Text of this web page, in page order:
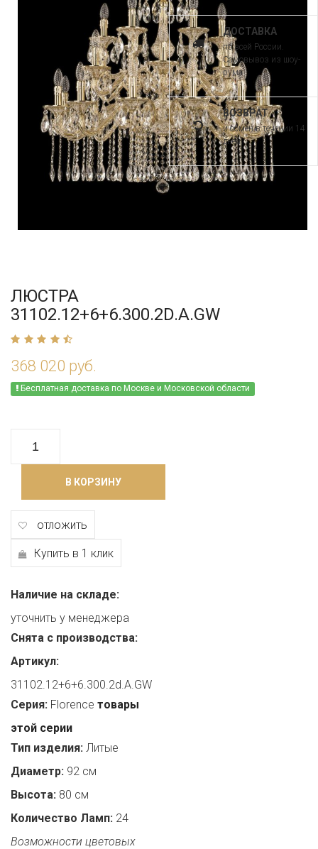
ЛЮСТРА
31102.12+6+6.300.2D.A.GW
368 020 руб.
Бесплатная доставка по Москве и Московской области
В КОРЗИНУ
отложить
Купить в 1 клик
Наличие на складе:
уточнить у менеджера
Снята с производства:
Артикул:
31102.12+6+6.300.2d.A.GW
Серия: Florence товары
этой серии
Тип изделия: Литые
Диаметр: 92 см
Высота: 80 см
Количество Ламп: 24
Возможности цветовых
ДОСТАВКА
по всей России.
Самовывоз из шоу-
рума
ВОЗВРАТ
и обмен в течении 14
дней